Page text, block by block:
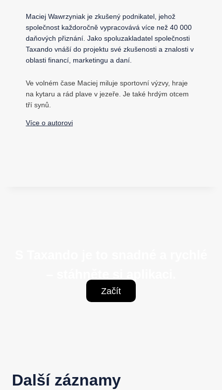
Maciej Wawrzyniak je zkušený podnikatel, jehož
společnost každoročně vypracovává více než 40 000
daňových přiznání. Jako spoluzakladatel společnosti
Taxando vnáší do projektu své zkušenosti a znalosti v
oblasti financí, marketingu a daní.
Ve volném čase Maciej miluje sportovní výzvy, hraje
na kytaru a rád plave v jezeře. Je také hrdým otcem
tří synů.
Více o autorovi
Začít
Další záznamy